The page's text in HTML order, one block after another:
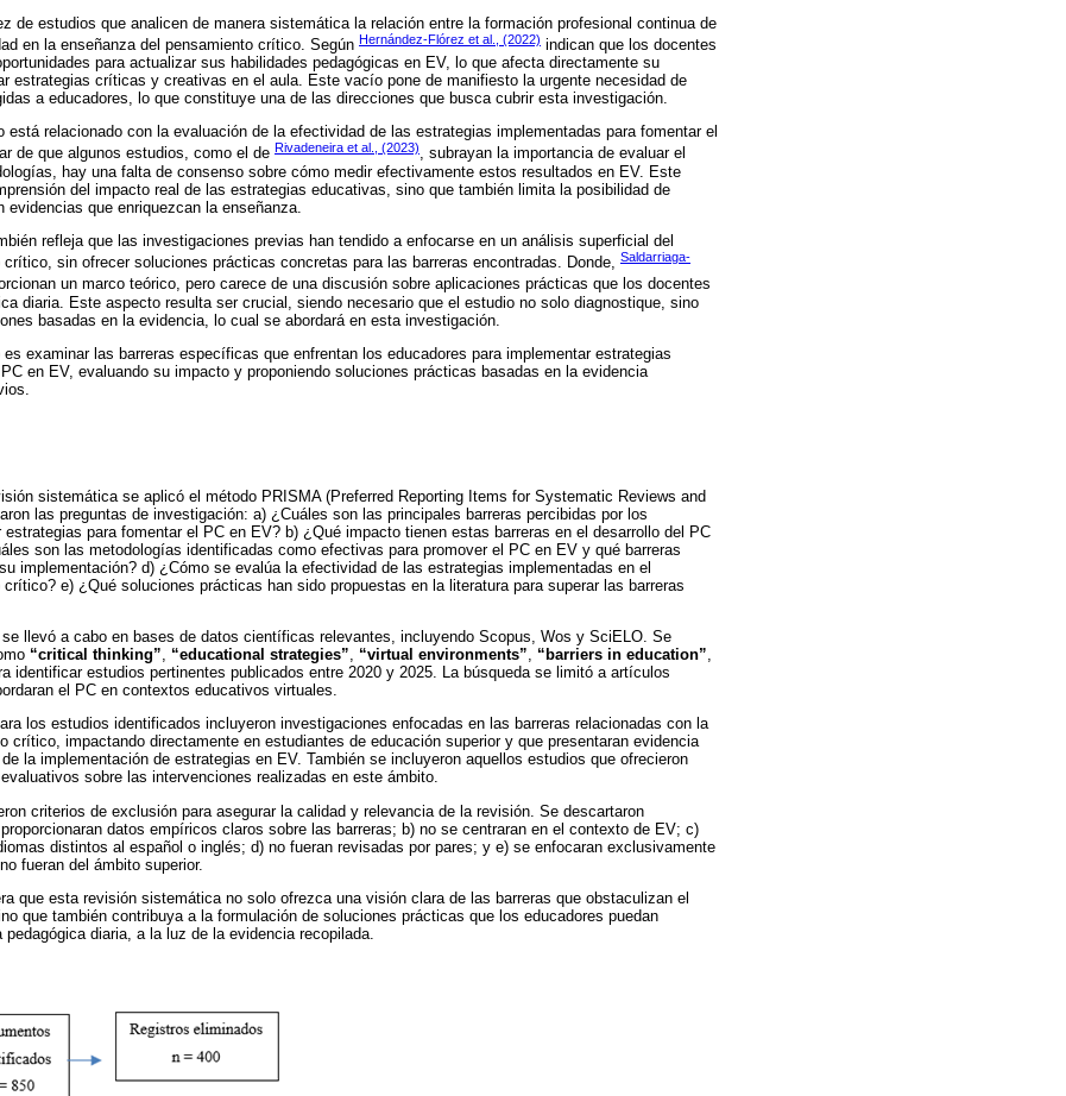
de estudios que analicen de manera sistemática la relación entre la formación profesional continua de
en la enseñanza del pensamiento crítico. Según Hernández-Flórez et al., (2022) indican que los docentes
para actualizar sus habilidades pedagógicas en EV, lo que afecta directamente su
estrategias críticas y creativas en el aula. Este vacío pone de manifiesto la urgente necesidad de
a educadores, lo que constituye una de las direcciones que busca cubrir esta investigación.
está relacionado con la evaluación de la efectividad de las estrategias implementadas para fomentar el
de que algunos estudios, como el de Rivadeneira et al., (2023), subrayan la importancia de evaluar el
hay una falta de consenso sobre cómo medir efectivamente estos resultados en EV. Este
del impacto real de las estrategias educativas, sino que también limita la posibilidad de
que enriquezcan la enseñanza.
refleja que las investigaciones previas han tendido a enfocarse en un análisis superficial del
sin ofrecer soluciones prácticas concretas para las barreras encontradas. Donde, Saldarriaga-
un marco teórico, pero carece de una discusión sobre aplicaciones prácticas que los docentes
diaria. Este aspecto resulta ser crucial, siendo necesario que el estudio no solo diagnostique, sino
basadas en la evidencia, lo cual se abordará en esta investigación.
examinar las barreras específicas que enfrentan los educadores para implementar estrategias
en EV, evaluando su impacto y proponiendo soluciones prácticas basadas en la evidencia
sistemática se aplicó el método PRISMA (Preferred Reporting Items for Systematic Reviews and
las preguntas de investigación: a) ¿Cuáles son las principales barreras percibidas por los
para fomentar el PC en EV? b) ¿Qué impacto tienen estas barreras en el desarrollo del PC
son las metodologías identificadas como efectivas para promover el PC en EV y qué barreras
implementación? d) ¿Cómo se evalúa la efectividad de las estrategias implementadas en el
e) ¿Qué soluciones prácticas han sido propuestas en la literatura para superar las barreras
se llevó a cabo en bases de datos científicas relevantes, incluyendo Scopus, Wos y SciELO. Se
“critical thinking”, “educational strategies”, “virtual environments”, “barriers in education”,
identificar estudios pertinentes publicados entre 2020 y 2025. La búsqueda se limitó a artículos
el PC en contextos educativos virtuales.
los estudios identificados incluyeron investigaciones enfocadas en las barreras relacionadas con la
crítico, impactando directamente en estudiantes de educación superior y que presentaran evidencia
la implementación de estrategias en EV. También se incluyeron aquellos estudios que ofrecieron
sobre las intervenciones realizadas en este ámbito.
criterios de exclusión para asegurar la calidad y relevancia de la revisión. Se descartaron
datos empíricos claros sobre las barreras; b) no se centraran en el contexto de EV; c)
distintos al español o inglés; d) no fueran revisadas por pares; y e) se enfocaran exclusivamente
fueran del ámbito superior.
que esta revisión sistemática no solo ofrezca una visión clara de las barreras que obstaculizan el
que también contribuya a la formulación de soluciones prácticas que los educadores puedan
diaria, a la luz de la evidencia recopilada.